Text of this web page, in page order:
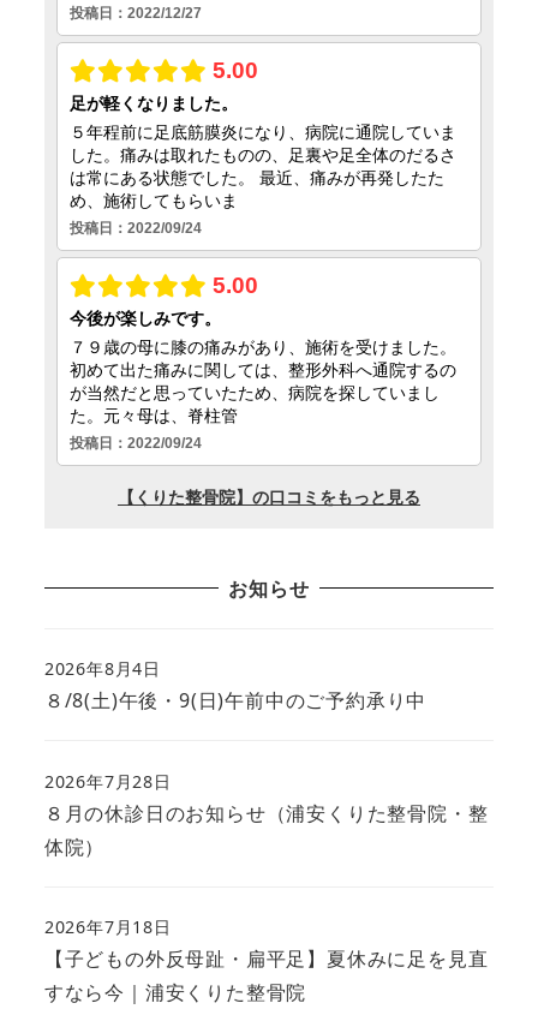
お知らせ
８/8(土)午後・9(日)午前中のご予約承り中
2026年8月4日
８月の休診日のお知らせ（浦安くりた整骨院・整
体院）
2026年7月28日
【子どもの外反母趾・扁平足】夏休みに足を見直
すなら今｜浦安くりた整骨院
2026年7月18日